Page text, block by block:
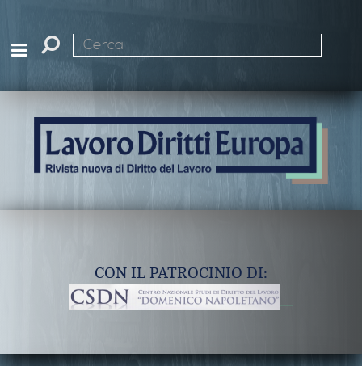
Cerca
CON IL PATROCINIO DI: